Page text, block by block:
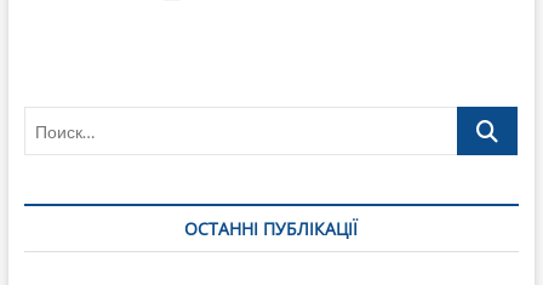
тыс
гривен
с
Поиск…
ОСТАННІ ПУБЛІКАЦІЇ